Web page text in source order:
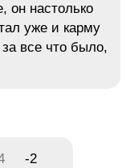
он настолько
уже и карму
все что было,
-2